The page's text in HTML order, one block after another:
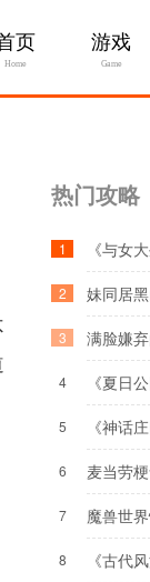
页
Home
游戏
Game
热门攻略
1 《与女
2 妹同居
3 满脸嫌
4 《夏日
5 《神话
6 麦当劳
7 魔兽世
8 《古代